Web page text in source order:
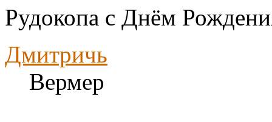
Рудокопа с Днём
Дмитричь
Вермер